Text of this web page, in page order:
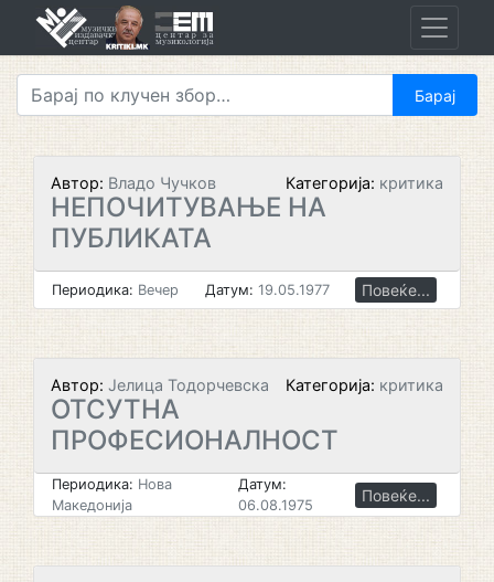
Автор: Владо Чучков Категорија: критика
НЕПОЧИТУВАЊЕ НА
ПУБЛИКАТА
Периодика: Вечер Датум: 19.05.1977 Повеќе...
Автор: Јелица Тодорчевска Категорија: критика
ОТСУТНА
ПРОФЕСИОНАЛНОСТ
Периодика: Нова
Македонија
Датум:
06.08.1975
Повеќе...